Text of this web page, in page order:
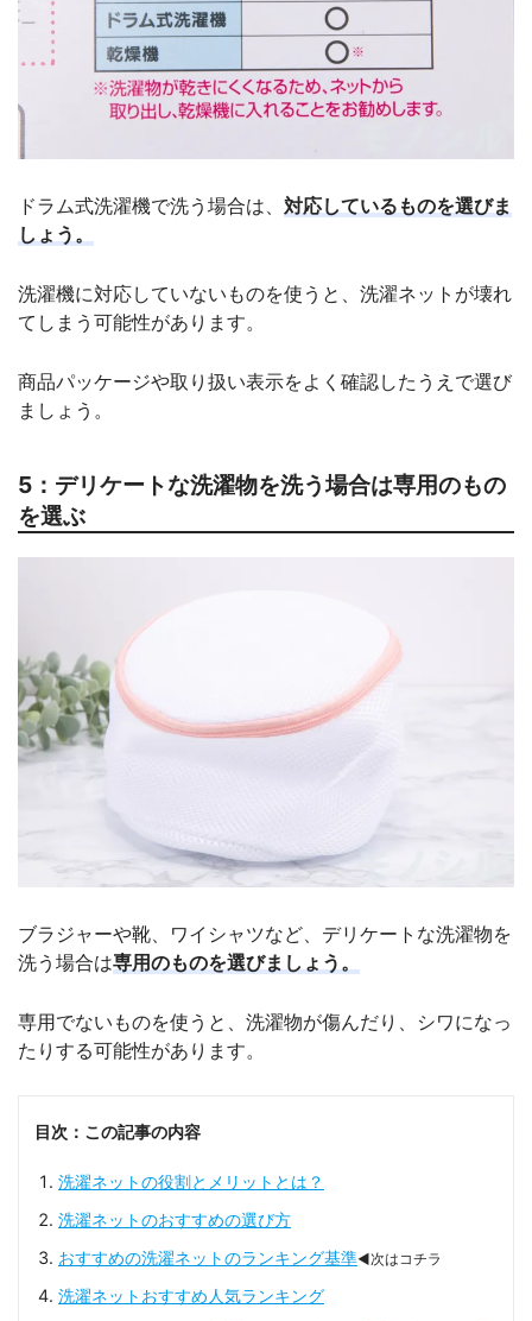
ドラム式洗濯機で洗う場合は、 対応しているものを選びま
しょう。
洗濯機に対応していないものを使うと、洗濯ネットが壊れ
てしまう可能性があります。
商品パッケージや取り扱い表示をよく確認したうえで選び
ましょう。
5：デリケートな洗濯物を洗う場合は専用のもの
を選ぶ
ブラジャーや靴、ワイシャツなど、デリケートな洗濯物を
洗う場合は専用のものを選びましょう。
専用でないものを使うと、洗濯物が傷んだり、シワになっ
たりする可能性があります。
目次：この記事の内容
洗濯ネットの役割とメリットとは？
洗濯ネットのおすすめの選び方
おすすめの洗濯ネットのランキング基準◀次はコチラ
洗濯ネットおすすめ人気ランキング